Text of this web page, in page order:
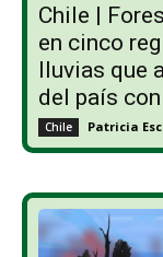
Chile |
en cinco
lluvias que
del país
Chile Patricia